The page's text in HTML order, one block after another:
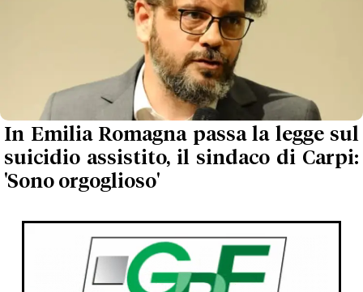
In Emilia Romagna passa la legge sul
suicidio assistito, il sindaco di Carpi:
'Sono orgoglioso'